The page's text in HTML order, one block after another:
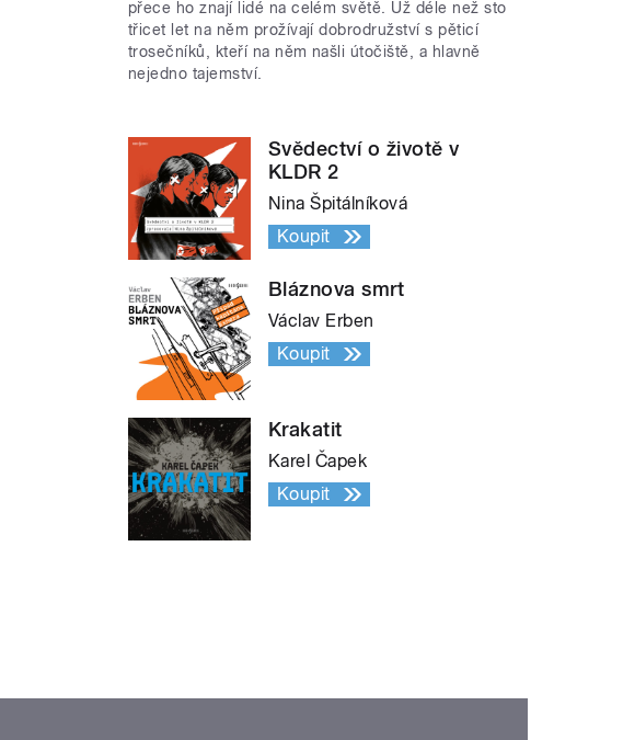
přece ho znají lidé na celém světě. Už déle než sto
třicet let na něm prožívají dobrodružství s pěticí
trosečníků, kteří na něm našli útočiště, a hlavně
nejedno tajemství.
Svědectví o životě v
KLDR 2
Nina Špitálníková
Koupit
Bláznova smrt
Václav Erben
Koupit
Krakatit
Karel Čapek
Koupit